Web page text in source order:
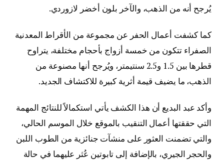
يُرجح أنه من الذهب، والآخر بلون أخضر لازوردي.
كما كشفت أعمال الحفر عن مجموعة من الأقراط المعدنية
الصفراء تتكون من خمسة أزواج بأحجام مختلفة، يتراوح
قطرها بين 1.5 و2.5 سنتيمتر، ويُرجح أنها مصنوعة من
الذهب، ما يضيف قيمة أثرية كبيرة للاكتشاف الجديد.
وأكد عبد البديع أن هذا الكشف يأتي استكمالاً للنتائج المهمة
التي حققتها أعمال التنقيب بالموقع خلال الموسم الحالي،
والتي تضمنت العثور على منشآت جنائزية من الطوب اللبن
والحجر الجيري، بالإضافة إلى تابوتين عُثر عليهما في حالة